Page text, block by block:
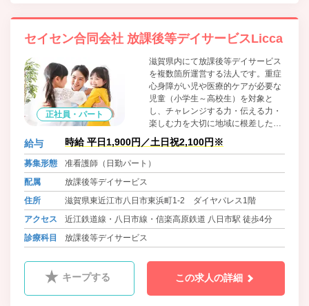
セイセン合同会社 放課後等デイサービスLicca
正社員・パート
滋賀県内にて放課後等デイサービス
を複数箇所運営する法人です。重症
心身障がい児や医療的ケアが必要な
児童（小学生～高校生）を対象と
し、チャレンジする力・伝える力・
楽しむ力を大切に地域に根差したデ
イサービスを目指しています。
給与 時給 平日1,900円／土日祝2,100円※
募集形態
准看護師（日勤パート）
配属
放課後等デイサービス
住所
滋賀県東近江市八日市東浜町1-2 ダイヤパレス1階
アクセス
近江鉄道線・八日市線・信楽高原鉄道 八日市駅 徒歩4分
診療科目
放課後等デイサービス
キープする この求人の詳細